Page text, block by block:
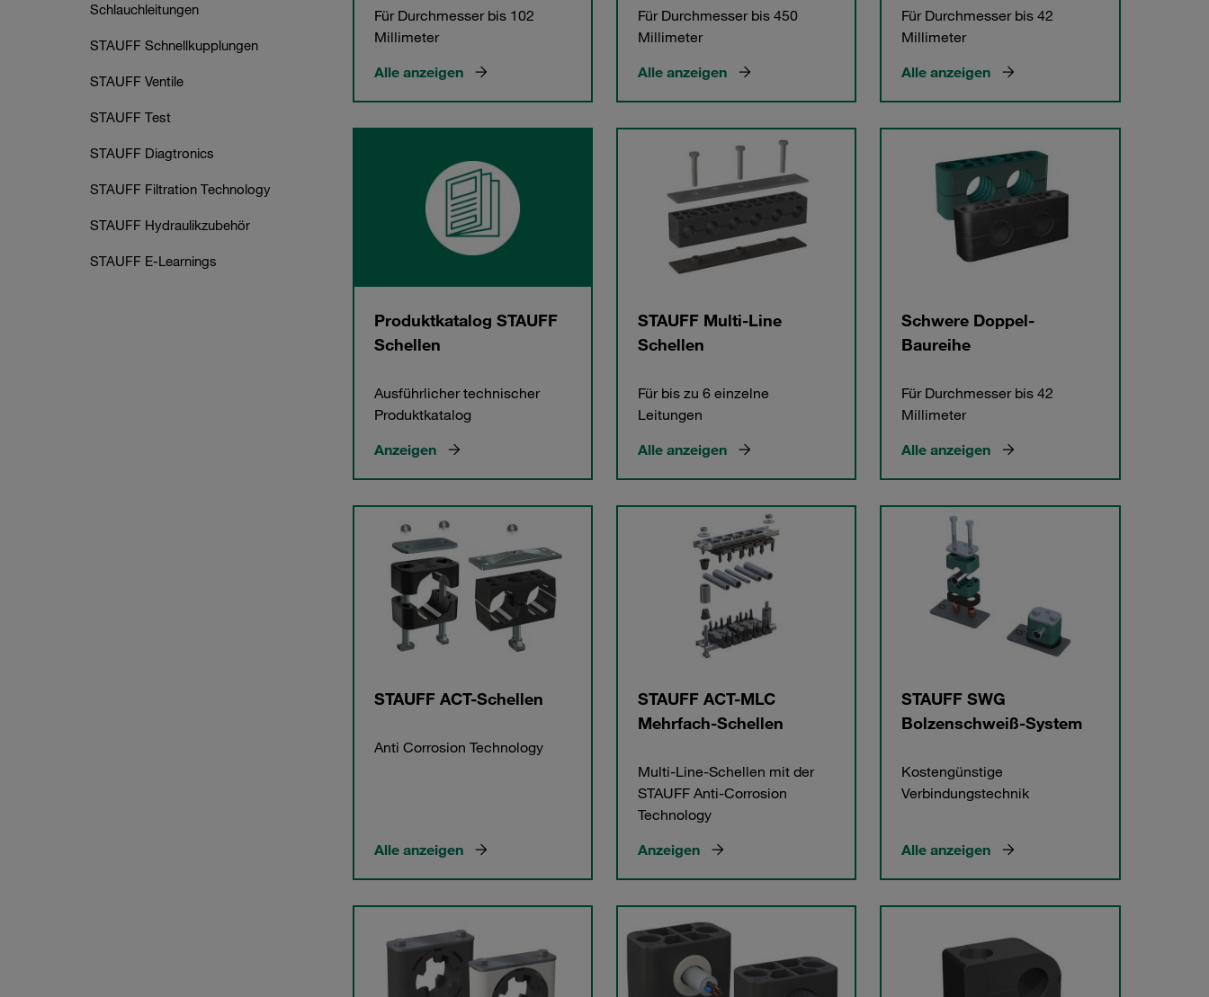
Schlauchleitungen
STAUFF Schnellkupplungen
STAUFF Ventile
STAUFF Test
STAUFF Diagtronics
STAUFF Filtration Technology
STAUFF Hydraulikzubehör
STAUFF E-Learnings
Für Durchmesser bis 102
Millimeter
Alle anzeigen
Für Durchmesser bis 450
Millimeter
Alle anzeigen
Für Durchmesser bis 42
Millimeter
Alle anzeigen
Produktkatalog STAUFF
Schellen
Ausführlicher technischer
Produktkatalog
Anzeigen
STAUFF Multi-Line
Schellen
Für bis zu 6 einzelne
Leitungen
Alle anzeigen
Schwere Doppel-
Baureihe
Für Durchmesser bis 42
Millimeter
Alle anzeigen
STAUFF ACT-Schellen
Anti Corrosion Technology
Alle anzeigen
STAUFF ACT-MLC
Mehrfach-Schellen
Multi-Line-Schellen mit der
STAUFF Anti-Corrosion
Technology
Anzeigen
STAUFF SWG
Bolzenschweiß-System
Kostengünstige
Verbindungstechnik
Alle anzeigen